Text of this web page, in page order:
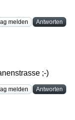
melden Antworten
;-)
melden Antworten